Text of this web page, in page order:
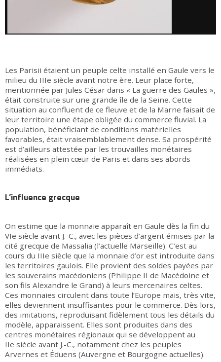
Les Parisii étaient un peuple celte installé en Gaule vers le
milieu du IIIe siècle avant notre ère. Leur place forte,
mentionnée par Jules César dans « La guerre des Gaules »,
était construite sur une grande île de la Seine. Cette
situation au confluent de ce fleuve et de la Marne faisait de
leur territoire une étape obligée du commerce fluvial. La
population, bénéficiant de conditions matérielles
favorables, était vraisemblablement dense. Sa prospérité
est d’ailleurs attestée par les trouvailles monétaires
réalisées en plein cœur de Paris et dans ses abords
immédiats.
L’influence grecque
On estime que la monnaie apparaît en Gaule dès la fin du
VIe siècle avant J.-C., avec les pièces d’argent émises par la
cité grecque de Massalia (l’actuelle Marseille). C’est au
cours du IIIe siècle que la monnaie d’or est introduite dans
les territoires gaulois. Elle provient des soldes payées par
les souverains macédoniens (Philippe II de Macédoine et
son fils Alexandre le Grand) à leurs mercenaires celtes.
Ces monnaies circulent dans toute l’Europe mais, très vite,
elles deviennent insuffisantes pour le commerce. Dès lors,
des imitations, reproduisant fidèlement tous les détails du
modèle, apparaissent. Elles sont produites dans des
centres monétaires régionaux qui se développent au
IIe siècle avant J.-C., notamment chez les peuples
Arvernes et Éduens (Auvergne et Bourgogne actuelles).